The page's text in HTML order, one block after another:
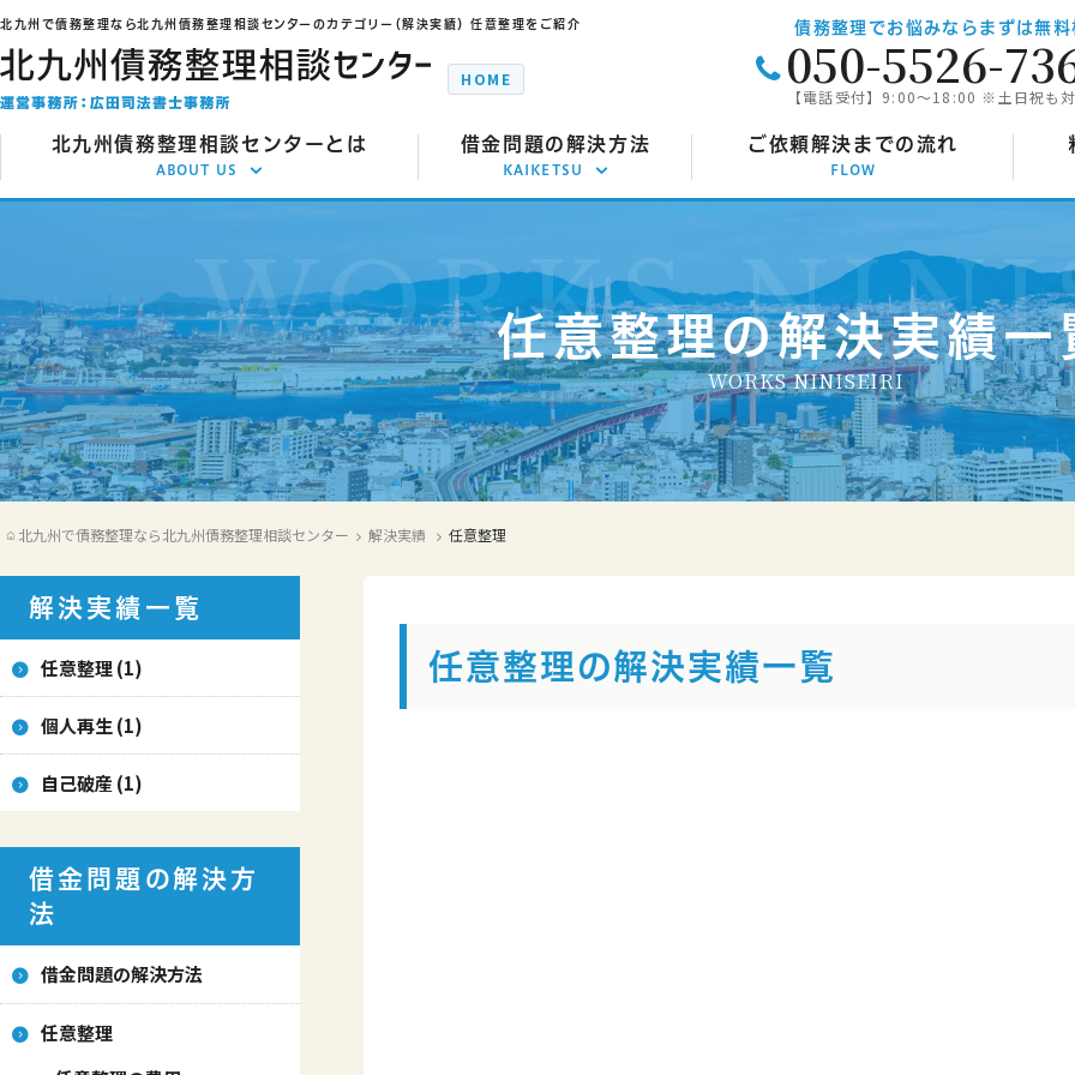
北九州で債務整理なら北九州債務整理相談センターのカテゴリー（解決実績） 任意整理をご紹介
HOME
債務整理でお悩みならまずは無料
050-5526-
【電話受付】9:00～18:00 ※土日祝も
北九州債務整理相談センターとは
ABOUT US
事務所のご案内
交通アクセス
ご推薦者の言葉
よくあるご質問
借金問題の解決方法
KAIKETSU
自己破産
個人再生
特定調停
時効援用
過払い金返還請求
ご依頼解決までの流れ
FLOW
任意整理の解決実績一
WORKS NINISEIRI
北九州で債務整理なら北九州債務整理相談センター 解決実績 任意整理
任意整理の解決実績一覧
解決実績一覧
任意整理 (1)
個人再生 (1)
自己破産 (1)
借金問題の解決方
法
借金問題の解決方法
任意整理